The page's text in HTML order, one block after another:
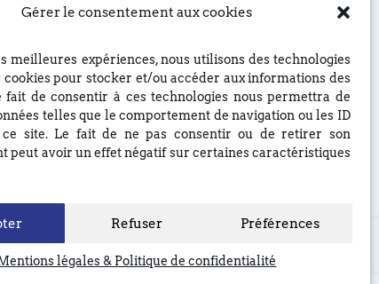
Gérer le consentement aux cookies
meilleures expériences, nous utilisons des technologies
cookies pour stocker et/ou accéder aux informations des
fait de consentir à ces technologies nous permettra de
telles que le comportement de navigation ou les ID
ce site. Le fait de ne pas consentir ou de retirer son
peut avoir un effet négatif sur certaines caractéristiques
Refuser Préférences
légales & Politique de confidentialité
REFORMEE DU BOUCLIER, 4 rue du Bouclier,
à eglise(at)lebouclier.fr
Je m'abonne